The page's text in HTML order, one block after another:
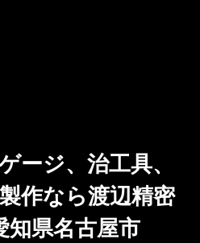
ージ、治工具、
作なら渡辺精密
知県名古屋市